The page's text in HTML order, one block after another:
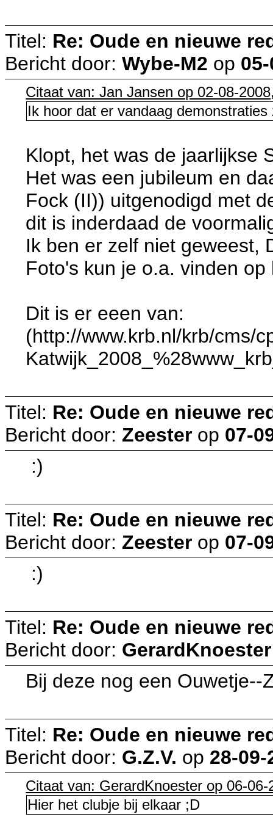
Titel: Re: Oude en nieuwe
Bericht door: Wybe-M2 op
Citaat van: Jan Jansen op 02-08-
Ik hoor dat er vandaag
Klopt, het was de jaarlijkse
Het was een jubileum en
Fock (II)) uitgenodigd met
dit is inderdaad de
Ik ben er zelf niet geweest,
Foto's kun je o.a. vinden
Dit is er eeen van:
(http://www.krb.nl/krb/cms/
Titel: Re: Oude en nieuwe
Bericht door: Zeester op 07-
:)
Titel: Re: Oude en nieuwe
Bericht door: Zeester op 07-
:)
Titel: Re: Oude en nieuwe
Bericht door: GerardKnoester
Bij deze nog een Ouwetje--
Titel: Re: Oude en nieuwe
Bericht door: G.Z.V. op 28-
Citaat van: GerardKnoester op 06-
Hier het clubje bij elkaar ;D